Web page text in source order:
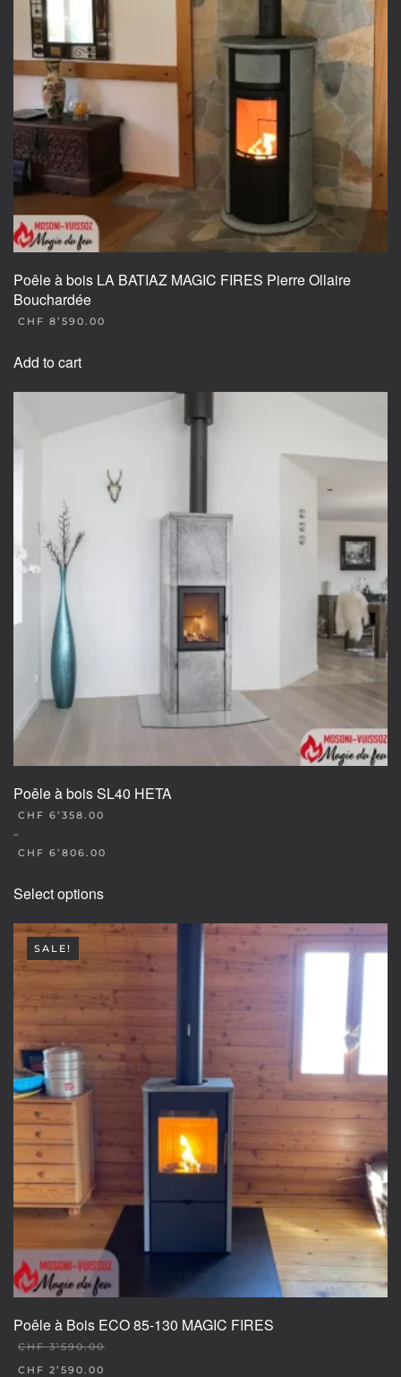
Poêle à bois LA BATIAZ MAGIC FIRES Pierre Ollaire
Bouchardée
CHF 8’590.00
Add to cart
Poêle à bois SL40 HETA
CHF 6’358.00
–
CHF 6’806.00
Select optionsproduct
has
variants.
The
options
may
chosen
product
SALE!
Poêle à Bois ECO 85-130 MAGIC FIRES
CHF3’590.00
ORIGINAL
CHF 2’590.00